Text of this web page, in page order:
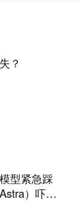
？
型紧急踩
）吓到